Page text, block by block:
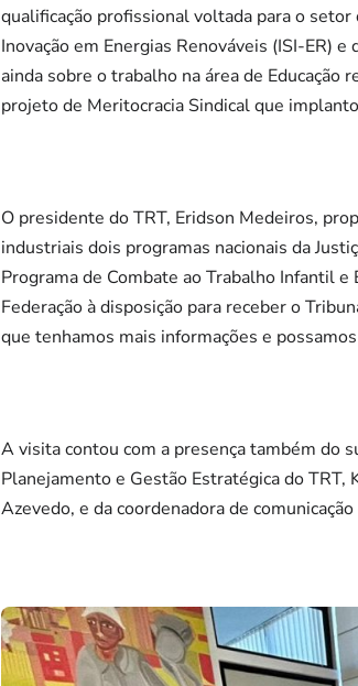
qualificação profissional voltada para o
Inovação em Energias Renováveis (ISI-ER)
ainda sobre o trabalho na área de Educação
projeto de Meritocracia Sindical que
O presidente do TRT, Eridson Medeiros,
industriais dois programas nacionais da
Programa de Combate ao Trabalho Infantil
Federação à disposição para receber o
que tenhamos mais informações e
A visita contou com a presença também do
Planejamento e Gestão Estratégica do TRT,
Azevedo, e da coordenadora de